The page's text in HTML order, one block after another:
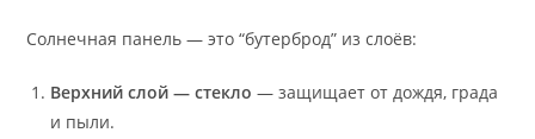
Солнечная панель — это “бутерброд” из слоёв:
Верхний слой — стекло — защищает от дождя, града
и пыли.